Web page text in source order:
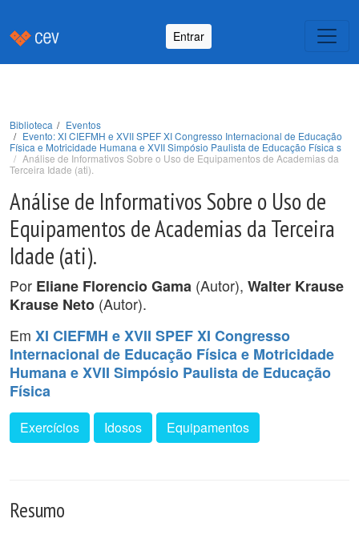
Entrar
Biblioteca
Eventos
Evento: XI CIEFMH e XVII SPEF XI Congresso Internacional de Educação
Física e Motricidade Humana e XVII Simpósio Paulista de Educação Física s
Análise de Informativos Sobre o Uso de Equipamentos de Academias da
Terceira Idade (ati).
Análise de Informativos Sobre o Uso de
Equipamentos de Academias da Terceira
Idade (ati).
Por Eliane Florencio Gama (Autor), Walter Krause
Krause Neto (Autor).
Em XI CIEFMH e XVII SPEF XI Congresso
Internacional de Educação Física e Motricidade
Humana e XVII Simpósio Paulista de Educação
Física
Exercícios Idosos Equipamentos
Resumo